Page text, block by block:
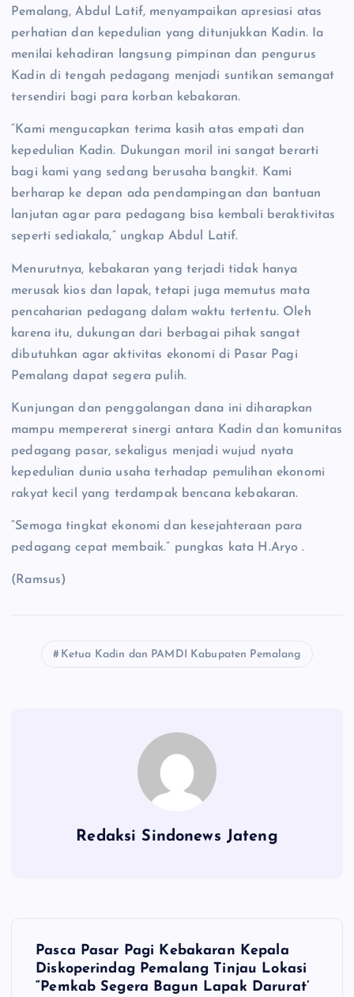
Pemalang, Abdul Latif, menyampaikan apresiasi atas
perhatian dan kepedulian yang ditunjukkan Kadin. Ia
menilai kehadiran langsung pimpinan dan pengurus
Kadin di tengah pedagang menjadi suntikan semangat
tersendiri bagi para korban kebakaran.
“Kami mengucapkan terima kasih atas empati dan
kepedulian Kadin. Dukungan moril ini sangat berarti
bagi kami yang sedang berusaha bangkit. Kami
berharap ke depan ada pendampingan dan bantuan
lanjutan agar para pedagang bisa kembali beraktivitas
seperti sediakala,” ungkap Abdul Latif.
Menurutnya, kebakaran yang terjadi tidak hanya
merusak kios dan lapak, tetapi juga memutus mata
pencaharian pedagang dalam waktu tertentu. Oleh
karena itu, dukungan dari berbagai pihak sangat
dibutuhkan agar aktivitas ekonomi di Pasar Pagi
Pemalang dapat segera pulih.
Kunjungan dan penggalangan dana ini diharapkan
mampu mempererat sinergi antara Kadin dan komunitas
pedagang pasar, sekaligus menjadi wujud nyata
kepedulian dunia usaha terhadap pemulihan ekonomi
rakyat kecil yang terdampak bencana kebakaran.
“Semoga tingkat ekonomi dan kesejahteraan para
pedagang cepat membaik.” pungkas kata H.Aryo .
(Ramsus)
Ketua Kadin dan PAMDI Kabupaten Pemalang
Redaksi Sindonews Jateng
NPasca Pasar Pagi Kebakaran Kepala
Diskoperindag Pemalang Tinjau Lokasi
“Pemkab Segera Bagun Lapak Darurat’